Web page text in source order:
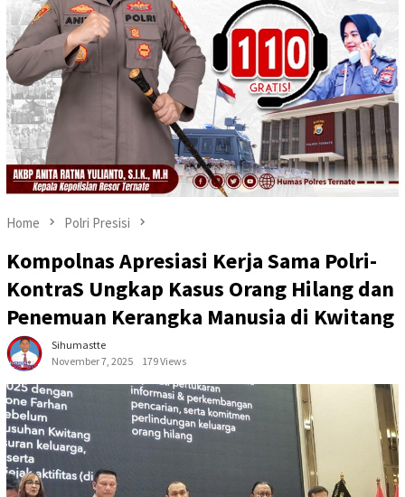
Home Polri Presisi
Kompolnas Apresiasi Kerja Sama Polri-
KontraS Ungkap Kasus Orang Hilang dan
Penemuan Kerangka Manusia di Kwitang
Sihumastte
November 7, 2025
179 Views